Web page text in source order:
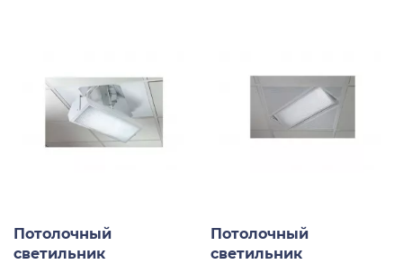
Потолочный
светильник
Потолочный
светильник